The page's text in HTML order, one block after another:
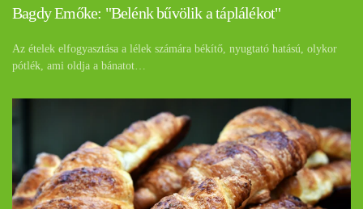
Bagdy Emőke: "Belénk bűvölik a táplálékot"
Az ételek elfogyasztása a lélek számára békítő, nyugtató hatású, olykor
pótlék, ami oldja a bánatot…